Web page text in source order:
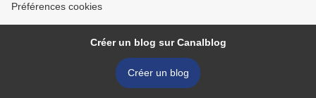
Préférences cookies
Créer un blog sur Canalblog
Créer un blog